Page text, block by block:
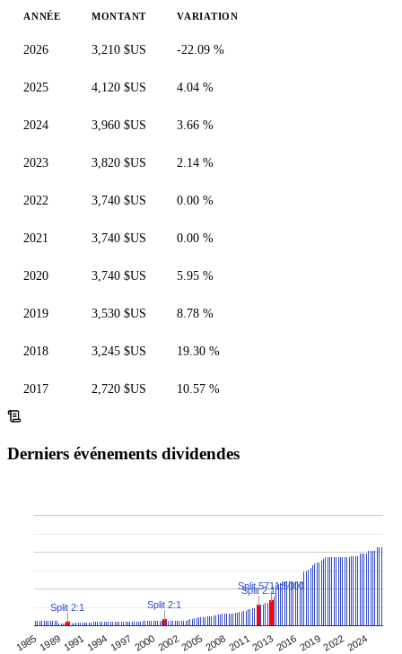
ANNÉE MONTANT VARIATION
2026 3,210 $US -22.09 %
2025 4,120 $US 4.04 %
2024 3,960 $US 3.66 %
2023 3,820 $US 2.14 %
2022 3,740 $US 0.00 %
2021 3,740 $US 0.00 %
2020 3,740 $US 5.95 %
2019 3,530 $US 8.78 %
2018 3,245 $US 19.30 %
2017 2,720 $US 10.57 %
Derniers événements dividendes
1985 1989 19911994 1997 2000200220052008201120132016201920222024
Split 2:1 Split 2:1
Split 2:1
Split 5711:5000